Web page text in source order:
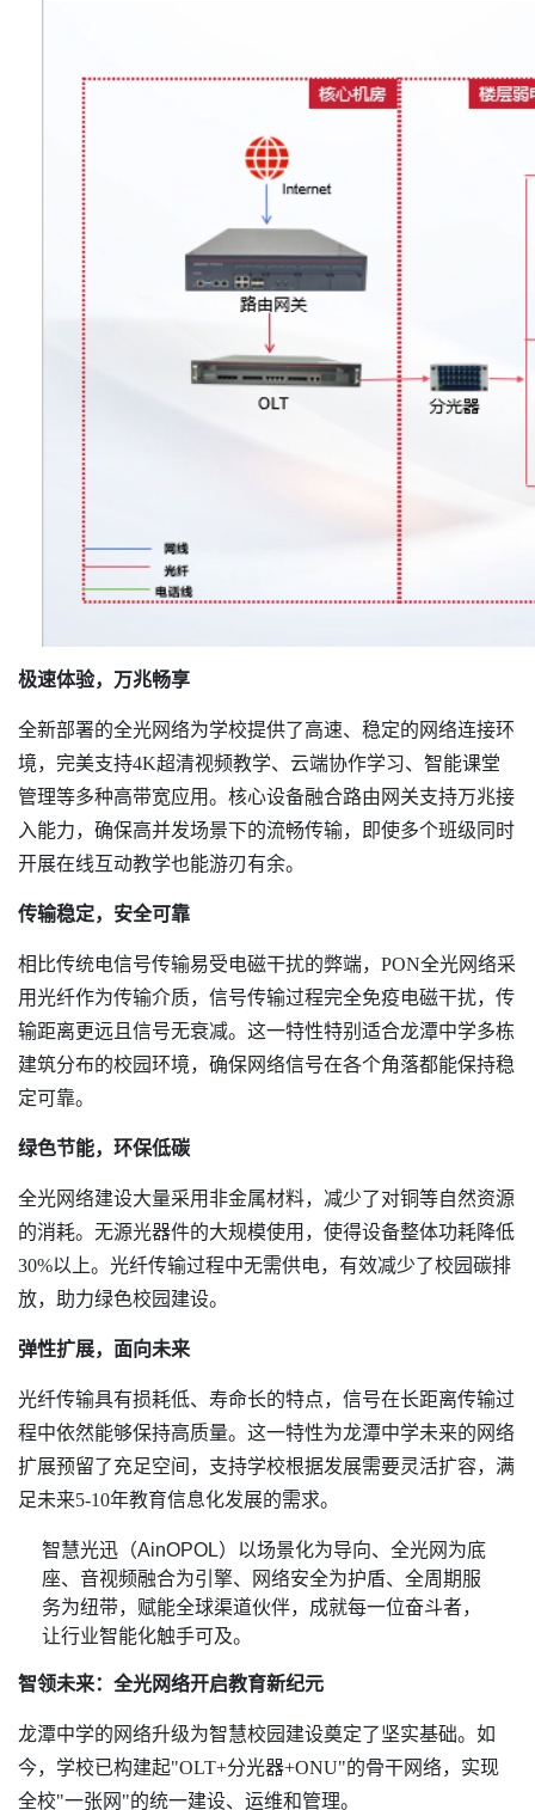
极速体验，万兆畅享
全新部署的全光网络为学校提供了高速、稳定的网络连接环
境，完美支持4K超清视频教学、云端协作学习、智能课堂
管理等多种高带宽应用。核心设备融合路由网关支持万兆接
入能力，确保高并发场景下的流畅传输，即使多个班级同时
开展在线互动教学也能游刃有余。
传输稳定，安全可靠
相比传统电信号传输易受电磁干扰的弊端，PON全光网络采
用光纤作为传输介质，信号传输过程完全免疫电磁干扰，传
输距离更远且信号无衰减。这一特性特别适合龙潭中学多栋
建筑分布的校园环境，确保网络信号在各个角落都能保持稳
定可靠。
绿色节能，环保低碳
全光网络建设大量采用非金属材料，减少了对铜等自然资源
的消耗。无源光器件的大规模使用，使得设备整体功耗降低
30%以上。光纤传输过程中无需供电，有效减少了校园碳排
放，助力绿色校园建设。
弹性扩展，面向未来
光纤传输具有损耗低、寿命长的特点，信号在长距离传输过
程中依然能够保持高质量。这一特性为龙潭中学未来的网络
扩展预留了充足空间，支持学校根据发展需要灵活扩容，满
足未来5-10年教育信息化发展的需求。
智领未来：全光网络开启教育新纪元
龙潭中学的网络升级为智慧校园建设奠定了坚实基础。如
今，学校已构建起"OLT+分光器+ONU"的骨干网络，实现
全校"一张网"的统一建设、运维和管理。